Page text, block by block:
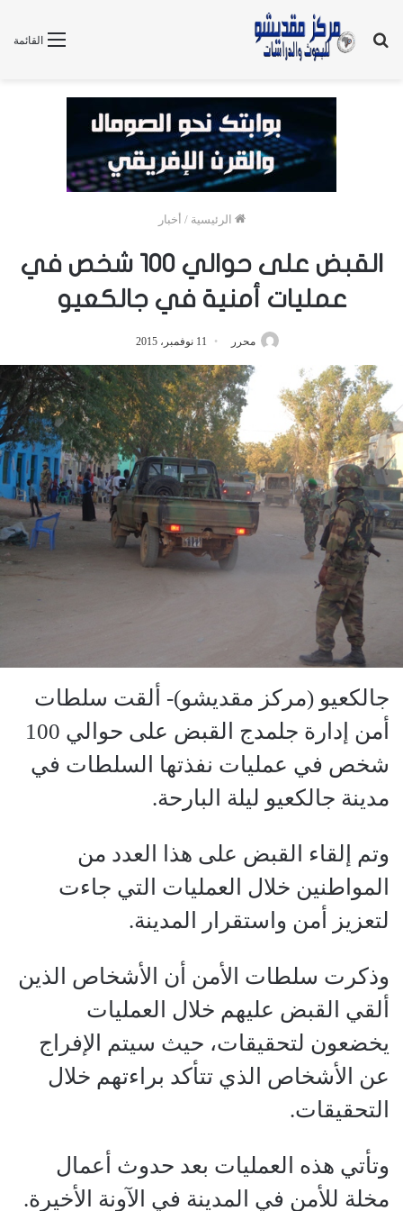
القائمة
بحث
الرئيسية / أخبار
القبض على حوالي 100 شخص في
عمليات أمنية في جالكعيو
محرر 11 نوفمبر، 2015
جالكعيو (مركز مقديشو)- ألقت سلطات
أمن إدارة جلمدج القبض على حوالي 100
شخص في عمليات نفذتها السلطات في
مدينة جالكعيو ليلة البارحة.
وتم إلقاء القبض على هذا العدد من
المواطنين خلال العمليات التي جاءت
لتعزيز أمن واستقرار المدينة.
وذكرت سلطات الأمن أن الأشخاص الذين
ألقي القبض عليهم خلال العمليات
يخضعون لتحقيقات، حيث سيتم الإفراج
عن الأشخاص الذي تتأكد براءتهم خلال
التحقيقات.
وتأتي هذه العمليات بعد حدوث أعمال
مخلة للأمن في المدينة في الآونة الأخيرة.